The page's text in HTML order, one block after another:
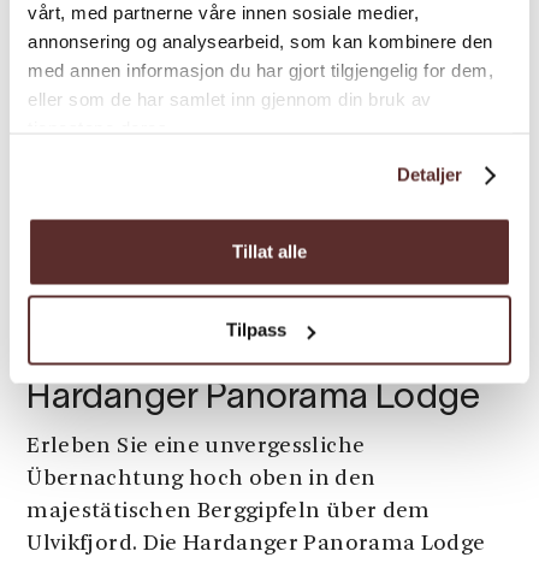
vårt, med partnerne våre innen sosiale medier,
annonsering og analysearbeid, som kan kombinere den
med annen informasjon du har gjort tilgjengelig for dem,
eller som de har samlet inn gjennom din bruk av
Detaljer
Tillat alle
Tilpass
Hardanger Panorama Lodge
Erleben Sie eine unvergessliche
Übernachtung hoch oben in den
majestätischen Berggipfeln über dem
Ulvikfjord. Die Hardanger Panorama Lodge